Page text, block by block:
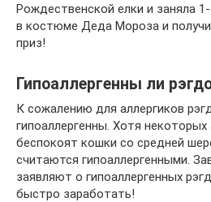
Рождественской елки и заняла
в костюме Деда Мороза и
приз!
Гипоаллергенны ли
К сожалению для аллергиков
гипоаллергенны. Хотя
беспокоят кошки со средней
считаются гипоаллергенными.
заявляют о гипоаллергенных
быстро заработать!